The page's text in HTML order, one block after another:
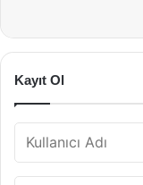
Kayıt Ol